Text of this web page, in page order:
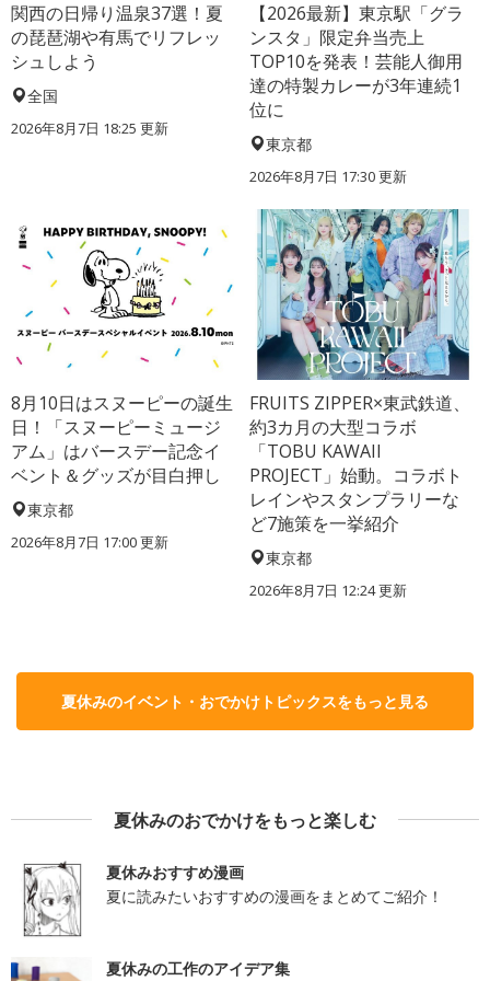
関西の日帰り温泉37選！夏
の琵琶湖や有馬でリフレッ
シュしよう
全国
2026年8月7日 18:25 更新
【2026最新】東京駅「グラ
ンスタ」限定弁当売上
TOP10を発表！芸能人御用
達の特製カレーが3年連続1
位に
東京都
2026年8月7日 17:30更新
8月10日はスヌーピーの誕生
日！「スヌーピーミュージ
アム」はバースデー記念イ
ベント＆グッズが目白押し
東京都
2026年8月7日 17:00更新
FRUITS ZIPPER×東武鉄道、
約3カ月の大型コラボ
「TOBU KAWAII
PROJECT」始動。コラボト
レインやスタンプラリーな
ど7施策を一挙紹介
東京都
2026年8月7日 12:24更新
夏休みのイベント・おでかけトピックスをもっと見る
夏休みのおでかけをもっと楽しむ
夏休みおすすめ漫画
夏に読みたいおすすめの漫画をまとめてご紹介！
夏休みの工作のアイデア集